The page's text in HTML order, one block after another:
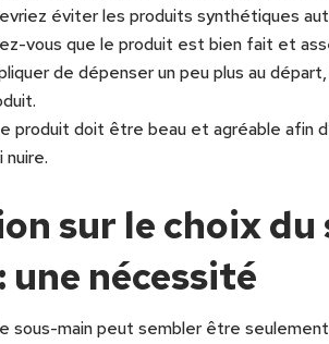
éviter les produits synthétiques
vous que le produit est bien fait et
de dépenser un peu plus au
produit doit être beau et agréable afin
sur le choix
une nécessité
sous-main peut sembler être